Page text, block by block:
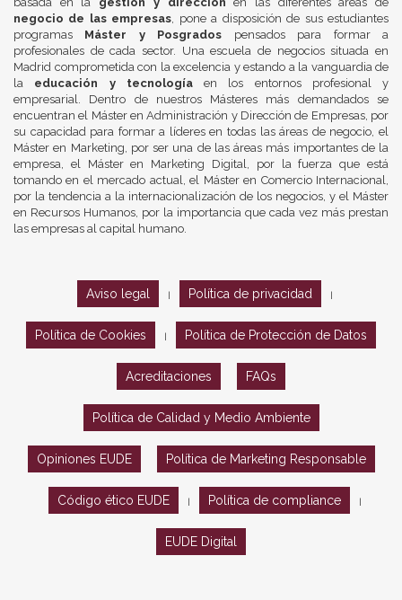
negocio de las empresas, pone a disposición de sus estudiantes
programas Máster y Posgrados pensados para formar a
profesionales de cada sector. Una escuela de negocios situada en
Madrid comprometida con la excelencia y estando a la vanguardia de
la educación y tecnologíaen los entornos profesional y
empresarial. Dentro de nuestros Másteres más demandados se
encuentran el Máster en Administración y Dirección de Empresas, por
su capacidad para formar a líderes en todas las áreas de negocio, el
Máster en Marketing, por ser una de las áreas más importantes de la
empresa, el Máster en Marketing Digital, por la fuerza que está
tomando en el mercado actual, el Máster en Comercio Internacional,
por la tendencia a la internacionalización de los negocios, y el Máster
en Recursos Humanos, por la importancia que cada vez más prestan
las empresas al capital humano.
Aviso legal Política de privacidad
Política de Cookies Política de Protección de Datos
Acreditaciones FAQs
Política de Calidad y Medio Ambiente
Opiniones EUDE Política de Marketing Responsable
Código ético EUDE Política de compliance
EUDE Digital